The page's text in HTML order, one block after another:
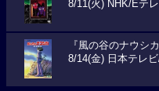
8/11(火) NHK/Eテ
『風の谷のナウシカ
8/14(金) 日本テレ